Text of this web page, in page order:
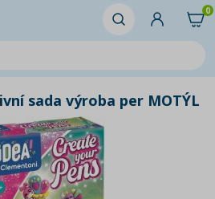
0
sada výroba per MOTÝL